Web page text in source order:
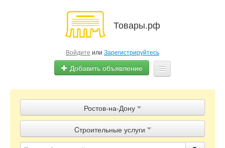
Товары.рф
Войдите или Зарегистрируйтесь
Добавить объявление
Объявления
Магазины
Ростов-на-Дону
Cтроительные услуги